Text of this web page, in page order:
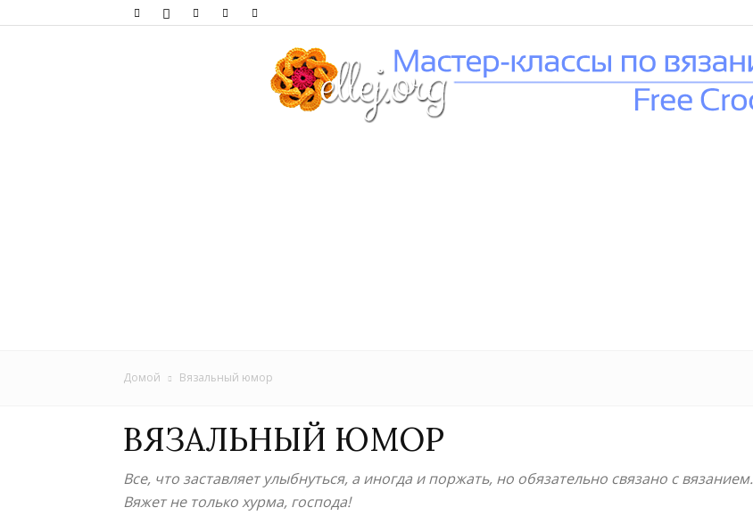
Домой Вязальный юмор
ВЯЗАЛЬНЫЙ ЮМОР
Все, что заставляет улыбнуться, а иногда и поржать, но обязательно связано с вязанием.
Вяжет не только хурма, господа!